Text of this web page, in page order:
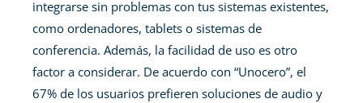
integrarse sin problemas con tus sistemas existentes,
como ordenadores, tablets o sistemas de
conferencia. Además, la facilidad de uso es otro
factor a considerar. De acuerdo con “Unocero”, el
67% de los usuarios prefieren soluciones de audio y